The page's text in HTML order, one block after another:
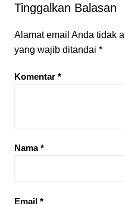
Tinggalkan Balasan
Alamat email Anda tidak
yang wajib ditandai *
Komentar *
Nama*
Email *